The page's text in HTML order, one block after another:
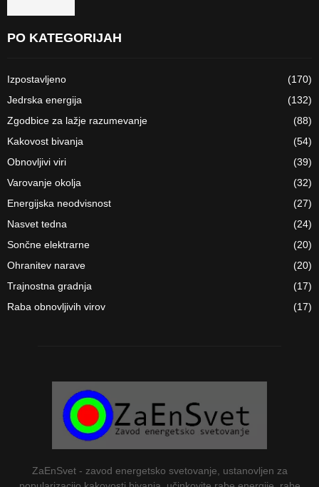
PO KATEGORIJAH
Izpostavljeno
(170)
Jedrska energija
(132)
Zgodbice za lažje razumevanje
(88)
Kakovost bivanja
(54)
Obnovljivi viri
(39)
Varovanje okolja
(32)
Energijska neodvisnost
(27)
Nasvet tedna
(24)
Sončne elektrarne
(20)
Ohranitev narave
(20)
Trajnostna gradnja
(17)
Raba obnovljivih virov
(17)
ZaEnSvet - zavod energetsko svetovanje, ustanovljen za